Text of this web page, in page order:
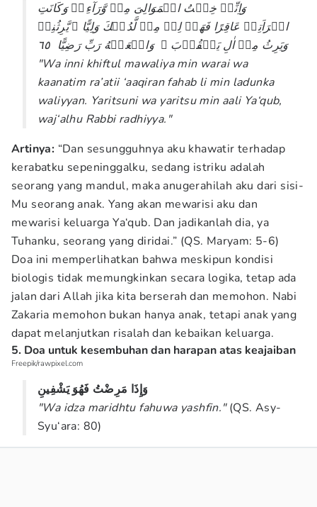
وَاِنِّىۡ خِفۡتُ الۡمَوَالِىَ مِنۡ وَّرَآءِىۡ وَكَانَتِ
امۡرَاَتِىۡ عَاقِرًا فَهَبۡ لِىۡ مِنۡ لَّدُنۡكَ وَلِيًّا ۙ‏ يَّرِثُنِىۡ
وَيَرِثُ مِنۡ اٰلِ يَعۡقُوۡبَ ۖ ​ وَاجۡعَلۡهُ رَبِّ رَضِيًّا‏ ٦٥
"Wa inni khiftul mawaliya min warai wa
kaanatim ra’atii ‘aaqiran fahab li min ladunka
waliyyan. Yaritsuni wa yaritsu min aali Ya‘qub,
waj‘alhu Rabbi radhiyya."
Artinya: “Dan sesungguhnya aku khawatir terhadap
kerabatku sepeninggalku, sedang istriku adalah
seorang yang mandul, maka anugerahilah aku dari sisi-
Mu seorang anak. Yang akan mewarisi aku dan
mewarisi keluarga Ya‘qub. Dan jadikanlah dia, ya
Tuhanku, seorang yang diridai.” (QS. Maryam: 5-6)
Doa ini memperlihatkan bahwa meskipun kondisi
biologis tidak memungkinkan secara logika, tetap ada
jalan dari Allah jika kita berserah dan memohon. Nabi
Zakaria memohon bukan hanya anak, tetapi anak yang
dapat melanjutkan risalah dan kebaikan keluarga.
5. Doa untuk kesembuhan dan harapan atas keajaiban
Freepik/rawpixel.com
وَإِذَا مَرِضْتُ فَهُوَ يَشْفِينِ
"Wa idza maridhtu fahuwa yashfin."(QS. Asy-
Syu‘ara: 80)